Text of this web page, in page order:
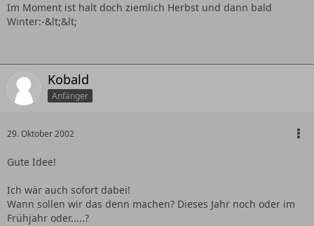
Im Moment ist halt doch ziemlich Herbst und dann bald
Winter:-&lt;&lt;
Kobald
Anfänger
29. Oktober 2002
Gute Idee!
Ich wär auch sofort dabei!
Wann sollen wir das denn machen? Dieses Jahr noch oder im
Frühjahr oder.....?